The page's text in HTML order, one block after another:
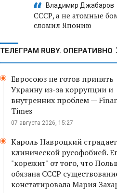
Владимир Джабаров
СССР, а не атомные
сломил Японию
ТЕЛЕГРАМ RUBY. ОПЕРАТИВНО
Евросоюз не готов принять
Украину из-за коррупции и
внутренних проблем —
Times
07 августа 2026, 15:27
Кароль Навроцкий страдает
клинической русофобией.
"корежит" от того, что
обязана СССР
констатировала Мария